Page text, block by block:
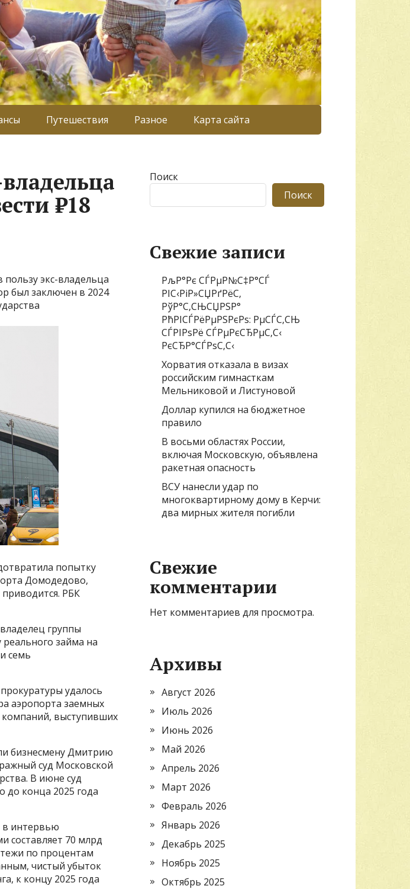
Путешествия Разное Карта сайта
₽18
экс-владельца
был заключен в 2024
попытку
Домодедово,
РБК
группы
займа на
семь
удалось
аэропорта заемных
компаний, выступивших
бизнесмену Дмитрию
суд Московской
В июне суд
до конца 2025 года
интервью
составляет 70 млрд
по процентам
чистый убыток
к концу 2025 года
Поиск
Поиск
Свежие записи
РљР°Рє СЃРµР№С‡Р°СЃ
РІС‹РіР»СЏРґРёС‚
РўР°С‚СЊСЏРЅР°
РћРІСЃРёРµРЅРєРѕ: РµСЃС‚СЊ
СЃРІРѕРё СЃРµРєСЂРµС‚С‹
РєСЂР°СЃРѕС‚С‹
Хорватия отказала в визах
российским гимнасткам
Мельниковой и Листуновой
Доллар купился на бюджетное
правило
В восьми областях России,
включая Московскую, объявлена
ракетная опасность
ВСУ нанесли удар по
многоквартирному дому в Керчи:
два мирных жителя погибли
Свежие
комментарии
Нет комментариев для просмотра.
Архивы
Август 2026
Июль 2026
Июнь 2026
Май 2026
Апрель 2026
Март 2026
Февраль 2026
Январь 2026
Декабрь 2025
Ноябрь 2025
Октябрь 2025